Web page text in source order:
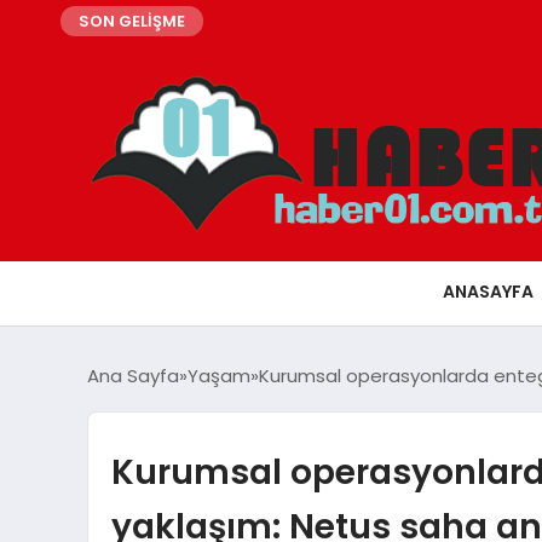
SON GELİŞME
ANASAYFA
Ana Sayfa Yaşam Kurumsal operasyonlarda
Kurumsal
yaklaşım: Netus saha